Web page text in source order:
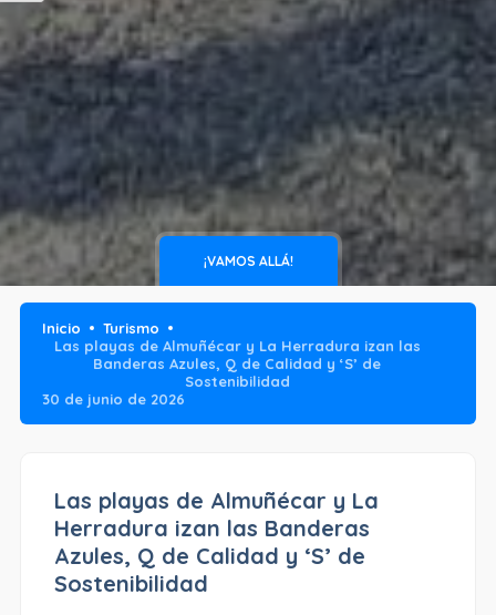
¡VAMOS ALLÁ!
Inicio
Turismo
Las playas de Almuñécar y La Herradura izan las
Banderas Azules, Q de Calidad y ‘S’ de
Sostenibilidad
30 de junio de 2026
Las playas de Almuñécar y La
Herradura izan las Banderas
Azules, Q de Calidad y ‘S’ de
Sostenibilidad